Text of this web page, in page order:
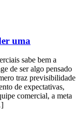
uma
sabe bem a
de ser algo pensado
traz previsibilidade
de expectativas,
comercial, a meta